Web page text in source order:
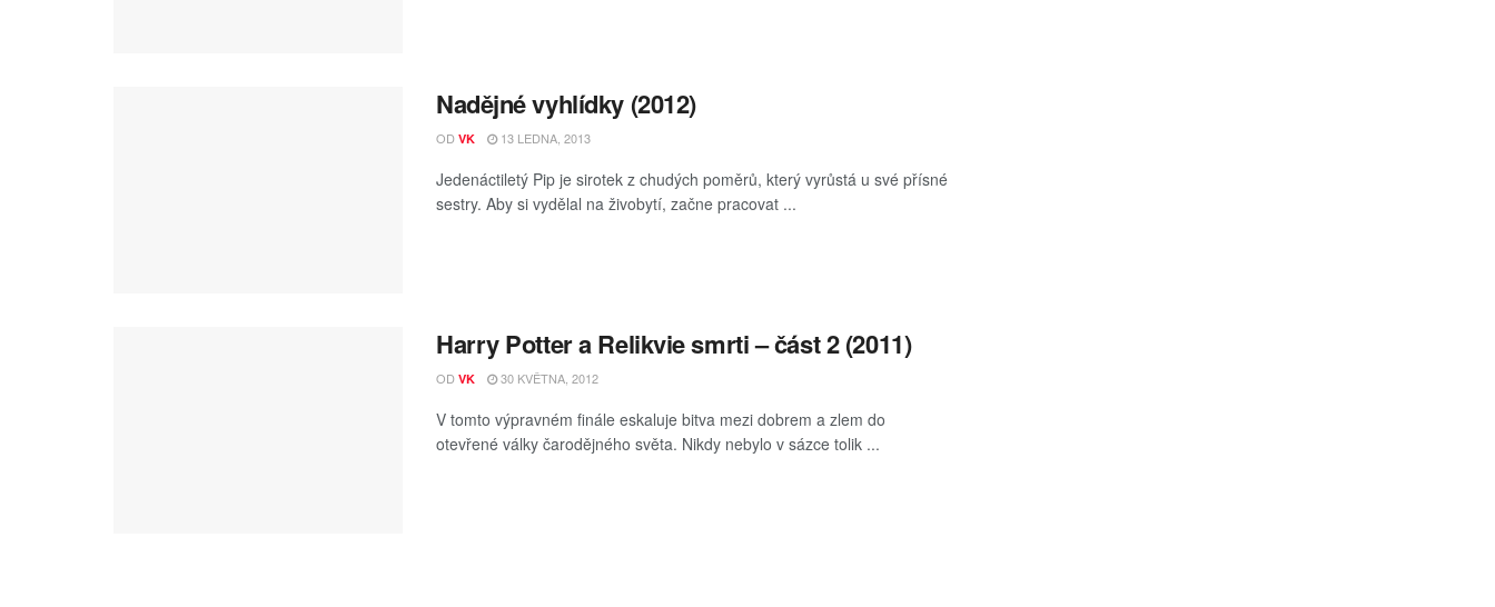
Nadějné vyhlídky (2012)
OD VK 13 LEDNA, 2013
Jedenáctiletý Pip je sirotek z chudých poměrů, který vyrůstá u své přísné
sestry. Aby si vydělal na živobytí, začne pracovat ...
Harry Potter a Relikvie smrti – část 2 (2011)
OD VK 30 KVĚTNA, 2012
V tomto výpravném finále eskaluje bitva mezi dobrem a zlem do
otevřené války čarodějného světa. Nikdy nebylo v sázce tolik ...